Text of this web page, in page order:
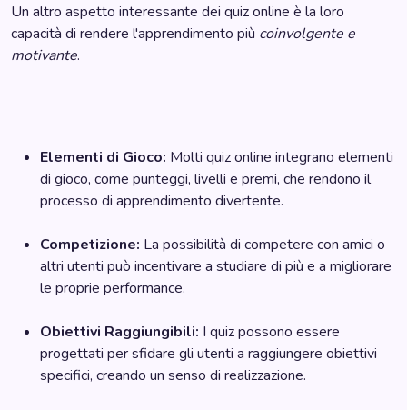
Un altro aspetto interessante dei quiz online è la loro
capacità di rendere l'apprendimento più coinvolgente e
motivante.
Elementi di Gioco: Molti quiz online integrano elementi
di gioco, come punteggi, livelli e premi, che rendono il
processo di apprendimento divertente.
Competizione: La possibilità di competere con amici o
altri utenti può incentivare a studiare di più e a migliorare
le proprie performance.
Obiettivi Raggiungibili: I quiz possono essere
progettati per sfidare gli utenti a raggiungere obiettivi
specifici, creando un senso di realizzazione.